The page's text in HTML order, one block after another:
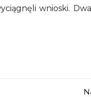
wnioski.